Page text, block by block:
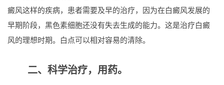
癜风这样的疾病，患者需要及早的治疗，因为在白癜风发展的
早期阶段，黑色素细胞还没有失去生成的能力。这是治疗白癜
风的理想时期。白点可以相对容易的清除。
二、科学治疗，用药。